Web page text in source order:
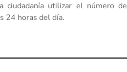
ciudadanía utilizar el número de
24 horas del día.